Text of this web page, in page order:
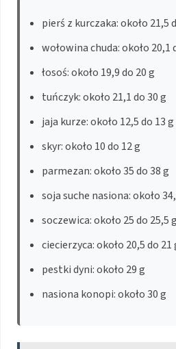
pierś z kurczaka: około 21,5
wołowina chuda: około 20,1
łosoś: około 19,9 do 20 g
tuńczyk: około 21,1 do 30 g
jaja kurze: około 12,5 do 13 g
skyr: około 10 do 12 g
parmezan: około 35 do 38 g
soja suche nasiona: około
soczewica: około 25 do 25,5 g
ciecierzyca: około 20,5 do 21
pestki dyni: około 29 g
nasiona konopi: około 30 g